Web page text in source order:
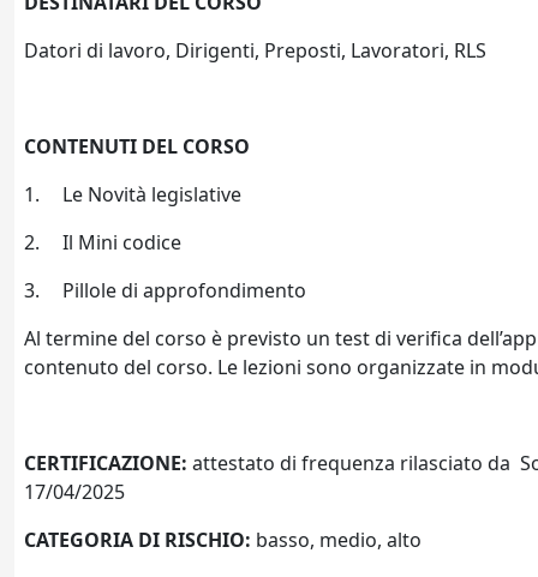
Datori di lavoro, Dirigenti, Preposti, Lavoratori, RLS
CONTENUTI DEL CORSO
1.
Le Novità legislative
2.
Il Mini codice
3.
Pillole di approfondimento
Al termine del corso è previsto un test di verifica
contenuto del corso. Le lezioni sono organizzate in
CERTIFICAZIONE: attestato di frequenza rilasciato da
17/04/2025
CATEGORIA DI RISCHIO: basso, medio, alto